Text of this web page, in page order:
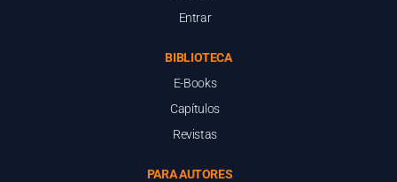
Entrar
BIBLIOTECA
E-Books
Capítulos
Revistas
PARA AUTORES